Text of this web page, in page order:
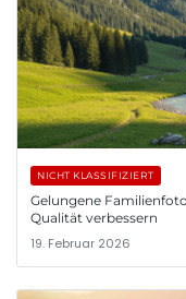
NICHT KLASSIFIZIERT
Gelungene
Qualität verbessern
19. Februar 2026